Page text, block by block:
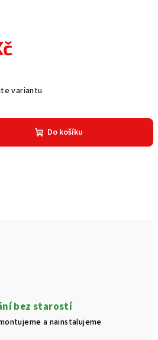
variantu
Do košíku
bez starostí
a nainstalujeme